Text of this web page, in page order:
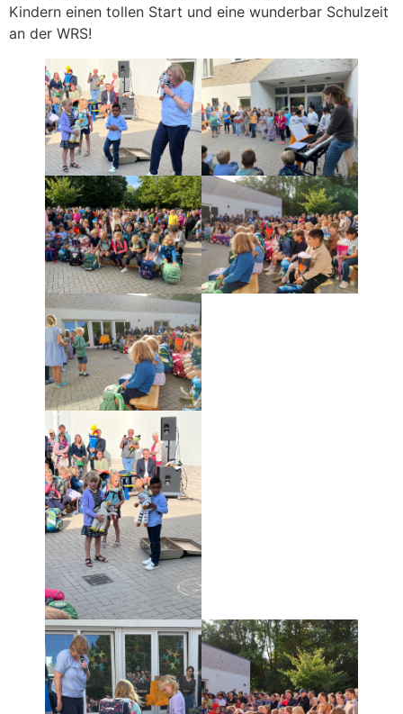
Kindern einen tollen Start und eine wunderbar Schulzeit
an der WRS!